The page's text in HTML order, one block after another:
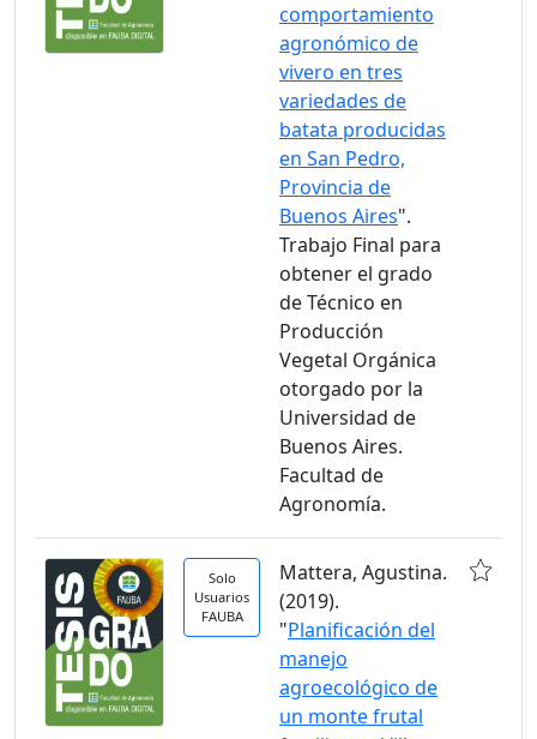
comportamiento
agronómico de
vivero en tres
variedades de
batata producidas
en San Pedro,
Provincia de
Buenos Aires".
Trabajo Final para
obtener el grado
de Técnico en
Producción
Vegetal Orgánica
otorgado por la
Universidad de
Buenos Aires.
Facultad de
Agronomía.
Solo
Usuarios
FAUBA
Mattera, Agustina.
(2019).
"Planificación del
manejo
agroecológico de
un monte frutal